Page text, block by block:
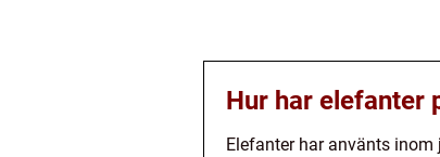
Hur har elefanter
Elefanter har använts